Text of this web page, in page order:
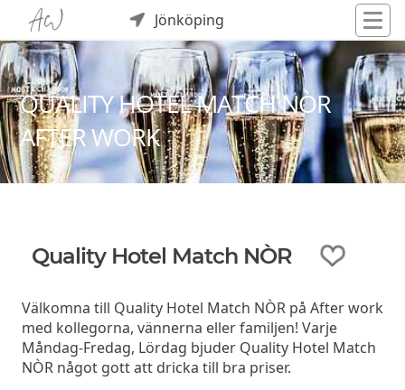
Jönköping
QUALITY HOTEL MATCH NÒR
AFTER WORK
Quality Hotel Match NÒR
Välkomna till Quality Hotel Match NÒR på After work
med kollegorna, vännerna eller familjen! Varje
Måndag-Fredag, Lördag bjuder Quality Hotel Match
NÒR något gott att dricka till bra priser.